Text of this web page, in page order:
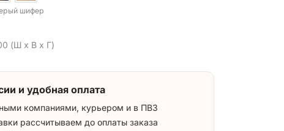
шифер
(Ш x В x Г)
и удобная оплата
компаниями, курьером и в ПВЗ
рассчитываем до оплаты заказа